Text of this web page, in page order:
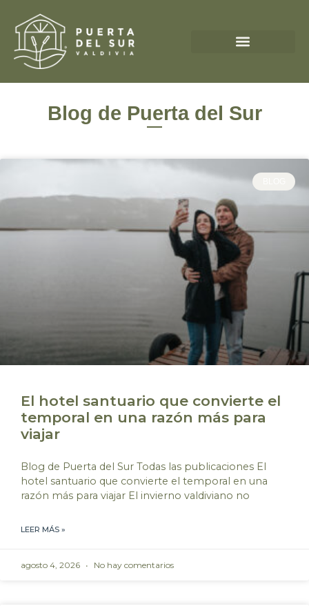
Blog de Puerta del Sur
El hotel santuario que convierte el
temporal en una razón más para
viajar
Blog de Puerta del Sur Todas las publicaciones El
hotel santuario que convierte el temporal en una
razón más para viajar El invierno valdiviano no
LEER MÁS »
agosto 4, 2026 No hay comentarios